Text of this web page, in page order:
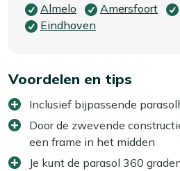
Almelo Amersfoort
Eindhoven
Voordelen en tips
Inclusief bijpassende
Door de zwevende
een frame in het midden
Je kunt de parasol 360